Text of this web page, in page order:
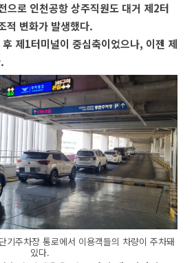
으로 인천공항 상주직원도 대거 제2터
적 변화가 발생했다.
제1터미널이 중심축이었으나, 이젠 제
기주차장 통로에서 이용객들의 차량이 주차돼
있다.